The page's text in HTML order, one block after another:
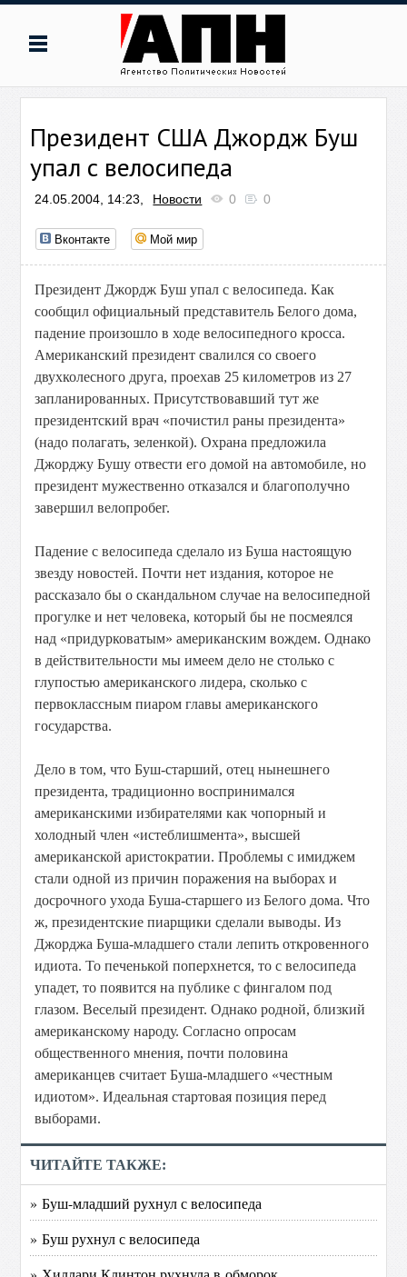
Президент США Джордж Буш
упал с велосипеда
24.05.2004, 14:23, Новости 0 0
Вконтакте Мой мир
Президент Джордж Буш упал с велосипеда. Как
сообщил официальный представитель Белого дома,
падение произошло в ходе велосипедного кросса.
Американский президент свалился со своего
двухколесного друга, проехав 25 километров из 27
запланированных. Присутствовавший тут же
президентский врач «почистил раны президента»
(надо полагать, зеленкой). Охрана предложила
Джорджу Бушу отвести его домой на автомобиле, но
президент мужественно отказался и благополучно
завершил велопробег.
Падение с велосипеда сделало из Буша настоящую
звезду новостей. Почти нет издания, которое не
рассказало бы о скандальном случае на велосипедной
прогулке и нет человека, который бы не посмеялся
над «придурковатым» американским вождем. Однако
в действительности мы имеем дело не столько с
глупостью американского лидера, сколько с
первоклассным пиаром главы американского
государства.
Дело в том, что Буш-старший, отец нынешнего
президента, традиционно воспринимался
американскими избирателями как чопорный и
холодный член «истеблишмента», высшей
американской аристократии. Проблемы с имиджем
стали одной из причин поражения на выборах и
досрочного ухода Буша-старшего из Белого дома. Что
ж, президентские пиарщики сделали выводы. Из
Джорджа Буша-младшего стали лепить откровенного
идиота. То печенькой поперхнется, то с велосипеда
упадет, то появится на публике с фингалом под
глазом. Веселый президент. Однако родной, близкий
американскому народу. Согласно опросам
общественного мнения, почти половина
американцев считает Буша-младшего «честным
идиотом». Идеальная стартовая позиция перед
выборами.
ЧИТАЙТЕ ТАКЖЕ:
» Буш-младший рухнул с велосипеда
» Буш рухнул с велосипеда